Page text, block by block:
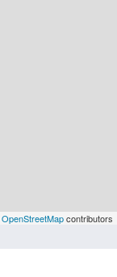
OpenStreetMapcontributors